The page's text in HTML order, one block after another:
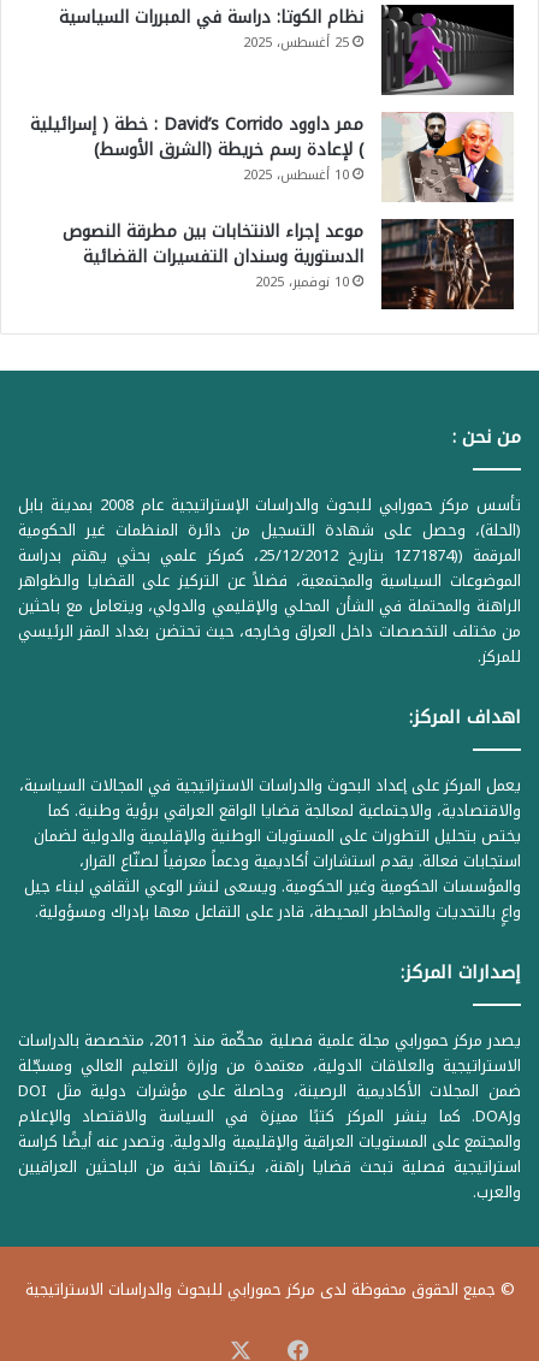
نظام الكوتا: دراسة في المبررات السياسية
25 أغسطس، 2025
ممر داوود David’s Corrido : خطة ( إسرائيلية
) لإعادة رسم خريطة (الشرق الأوسط)
10 أغسطس، 2025
موعد إجراء الانتخابات بين مطرقة النصوص
الدستورية وسندان التفسيرات القضائية
10 نوفمبر، 2025
من نحن :
تأسس مركز حمورابي للبحوث والدراسات الإستراتيجية عام 2008 بمدينة بابل
(الحلة)، وحصل على شهادة التسجيل من دائرة المنظمات غير الحكومية
المرقمة ((1Z71874 بتاريخ 25/12/2012، كمركز علمي بحثي يهتم بدراسة
الموضوعات السياسية والمجتمعية، فضلاً عن التركيز على القضايا والظواهر
الراهنة والمحتملة في الشأن المحلي والإقليمي والدولي، ويتعامل مع باحثين
من مختلف التخصصات داخل العراق وخارجه، حيث تحتضن بغداد المقر الرئيسي
للمركز.
اهداف المركز:
يعمل المركز على إعداد البحوث والدراسات الاستراتيجية في المجالات السياسية،
والاقتصادية، والاجتماعية لمعالجة قضايا الواقع العراقي برؤية وطنية. كما
يختص بتحليل التطورات على المستويات الوطنية والإقليمية والدولية لضمان
استجابات فعالة. يقدم استشارات أكاديمية ودعماً معرفياً لصنّاع القرار،
والمؤسسات الحكومية وغير الحكومية. ويسعى لنشر الوعي الثقافي لبناء جيل
واعٍ بالتحديات والمخاطر المحيطة، قادر على التفاعل معها بإدراك ومسؤولية.
إصدارات المركز:
يصدر مركز حمورابي مجلة علمية فصلية محكّمة منذ 2011، متخصصة بالدراسات
الاستراتيجية والعلاقات الدولية، معتمدة من وزارة التعليم العالي ومسجّلة
ضمن المجلات الأكاديمية الرصينة، وحاصلة على مؤشرات دولية مثل DOI
وDOAJ. كما ينشر المركز كتبًا مميزة في السياسة والاقتصاد والإعلام
والمجتمع على المستويات العراقية والإقليمية والدولية. وتصدر عنه أيضًا كراسة
استراتيجية فصلية تبحث قضايا راهنة، يكتبها نخبة من الباحثين العراقيين
والعرب.
© جميع الحقوق محفوظة لدى مركز حمورابي للبحوث والدراسات الاستراتيجية
فيسبوك